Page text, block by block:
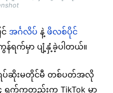
အင်္ဂလိပ် နဲ့ ဖိလစ်ပိုင်
ရက်မှာ ပျံ့နှံ့ခဲ့ပါတယ်။
ရပ်ဆိုးမတိုင်မီ တစ်ပတ်အလို
ရက်ကတည်းက TikTok မှာ